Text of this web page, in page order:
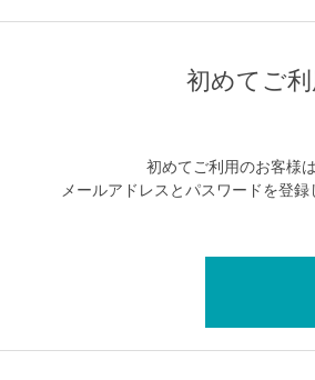
初めてご
初めてご利用のお客様
メールアドレスとパスワードを登